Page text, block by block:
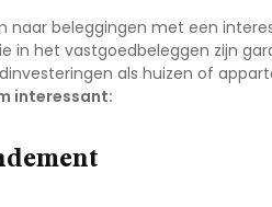
naar beleggingen met een
in het vastgoedbeleggen zijn
als huizen of
interessant: